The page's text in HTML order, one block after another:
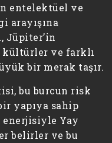
entelektüel ve
arayışına
Jüpiter’in
kültürler ve farklı
bir merak taşır.
bu burcun risk
yapıya sahip
enerjisiyle Yay
belirler ve bu